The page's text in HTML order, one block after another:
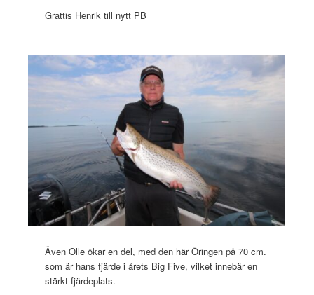
Grattis Henrik till nytt PB
Även Olle ökar en del, med den här Öringen på 70 cm.
som är hans fjärde i årets Big Five, vilket innebär en
stärkt fjärdeplats.